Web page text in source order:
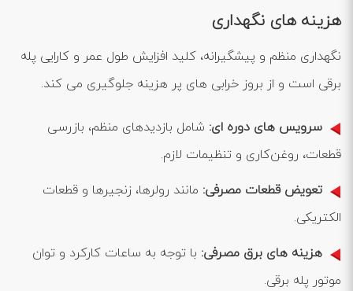
هزینه‌ های نگهداری
نگهداری منظم و پیشگیرانه، کلید افزایش طول عمر و کارایی پله
برقی است و از بروز خرابی ‌های پر هزینه جلوگیری می‌ کند.
سرویس ‌های دوره ‌ای: شامل بازدیدهای منظم، بازرسی
قطعات، روغن‌کاری و تنظیمات لازم.
تعویض قطعات مصرفی: مانند رولرها، زنجیرها و قطعات
الکتریکی.
هزینه‌ های برق مصرفی: با توجه به ساعات کارکرد و توان
موتور پله برقی.